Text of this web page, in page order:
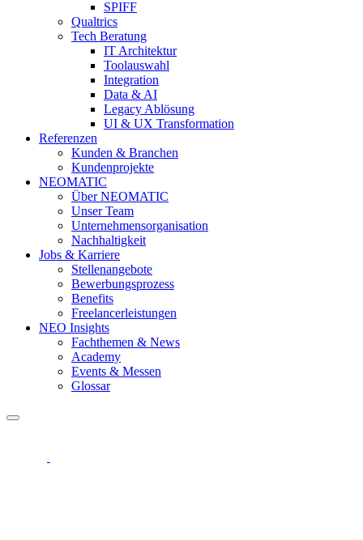
SPIFF
Qualtrics
Tech Beratung
IT Architektur
Toolauswahl
Integration
Data & AI
Legacy Ablösung
UI & UX Transformation
Referenzen
Kunden & Branchen
Kundenprojekte
NEOMATIC
Über NEOMATIC
Unser Team
Unternehmensorganisation
Nachhaltigkeit
Jobs & Karriere
Stellenangebote
Bewerbungsprozess
Benefits
Freelancerleistungen
NEO Insights
Fachthemen & News
Academy
Events & Messen
Glossar